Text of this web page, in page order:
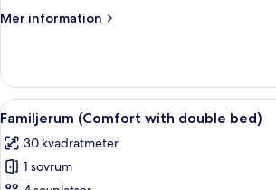
Mer information
Mer
Family
Room
Öppna
alla
foton
för
Ett
5
Familjerum (Comfort with double bed)
30 kvadratmeter
1 sovrum